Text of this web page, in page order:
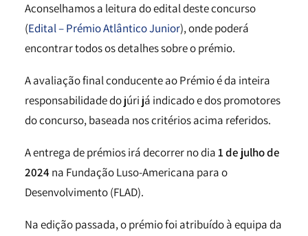
Aconselhamos a leitura do edital deste concurso
(Edital – Prémio Atlântico Junior), onde poderá
encontrar todos os detalhes sobre o prémio.
A avaliação final conducente ao Prémio é da inteira
responsabilidade do júri já indicado e dos promotores
do concurso, baseada nos critérios acima referidos.
A entrega de prémios irá decorrer no dia1 de julho de
2024na Fundação Luso-Americana para o
Desenvolvimento (FLAD).
Na edição passada, o prémio foi atribuído à equipa da